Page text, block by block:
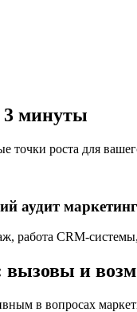
3 минуты
роста для
аудит
работа CRM-
и
в вопросах